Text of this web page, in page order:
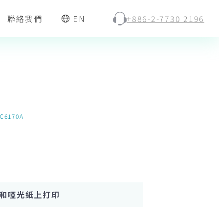
聯絡我們 EN +886-2-7730 2196
啞光紙上打印